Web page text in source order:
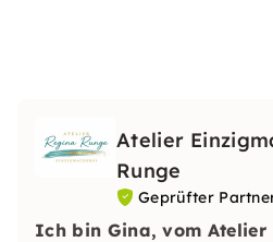
Atelier
Runge
Geprüfter
Ich bin Gina, vom